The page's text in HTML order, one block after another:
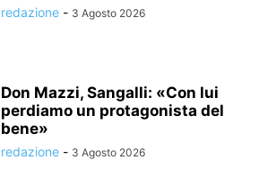
redazione - 3 Agosto 2026
Don Mazzi, Sangalli: «Con lui
perdiamo un protagonista del
bene»
redazione - 3 Agosto 2026